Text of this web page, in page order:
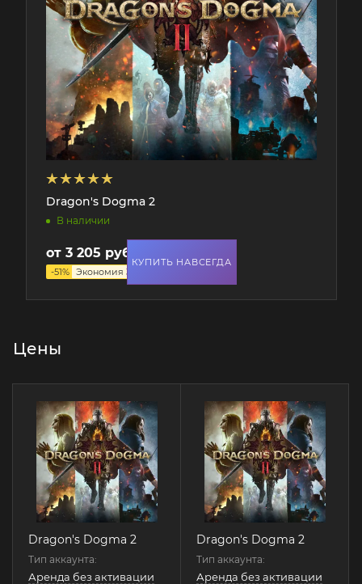
Dragon's Dogma 2
В наличии
от 3 205 руб.
-51% Экономия 3 385 руб.
КУПИТЬ НАВСЕГДА
Цены
Dragon's Dogma 2
Тип аккаунта:
Аренда без активации
Dragon's Dogma 2
Тип аккаунта:
Аренда без активации